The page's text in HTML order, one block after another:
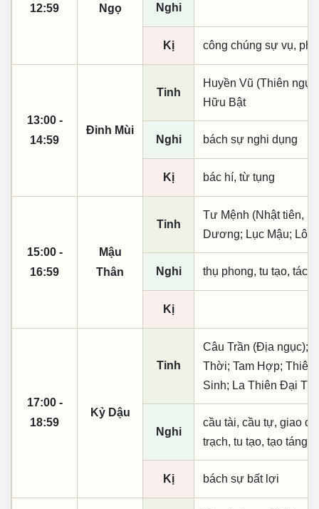
12:59
Ngọ
Nghi
Kị công chúng sự vụ,
13:00 -
14:59
Đinh Mùi
Tinh
Huyền Vũ (Thiên
Hữu Bật
Nghi bách sự nghi dụng
Kị bác hí, từ tụng
15:00 -
16:59
Mậu
Thân
Tinh
Tư Mệnh (Nhật tiên,
Dương; Lục Mậu; Lôi
Nghi thụ phong, tu tạo, tác
Kị
17:00 -
18:59
Kỷ Dậu
Tinh
Câu Trần (Địa ngục);
Thời; Tam Hợp; Thiên
Sinh; La Thiên Đại
Nghi
cầu tài, cầu tự, giao
trạch, tu tạo, tạo táng,
Kị bách sự bất lợi